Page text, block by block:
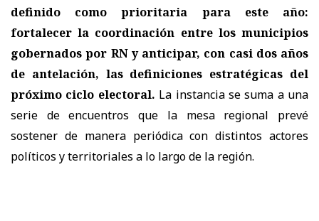
definido como prioritaria para este año:
fortalecer la coordinación entre los municipios
gobernados por RN y anticipar, con casi dos años
de antelación, las definiciones estratégicas del
próximo ciclo electoral. La instancia se suma a una
serie de encuentros que la mesa regional prevé
sostener de manera periódica con distintos actores
políticos y territoriales a lo largo de la región.